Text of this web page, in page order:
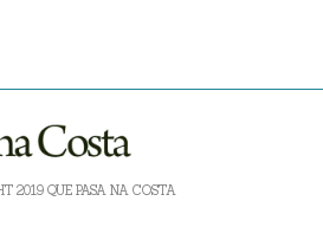
2019 QUE PASA NA COSTA